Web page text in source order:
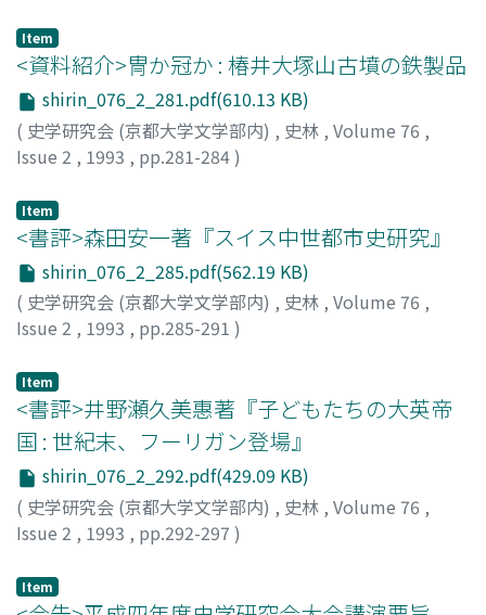
such aristocratic officials as the councillors 宰臣・樞密,
attendants of the fourth grade and upward 侍臣四品以
上, and officials of the third grade and upward 文武三品
以上. A state in which some fifty or so men guided the
decisions of the king in important manners can still of
course be called despotic, but considering the respect
classes, this form of monarchy might better be
regarded as an aristocratic than a despotic one. This
characteristic feature was not peculiar to the Koryo
state but was true of all dynasties established on the
Korean peninsula. In this paper the writer takes as
material a series of wars with the Jurchens in the
tweifth century, and with an eye towards the formal
bureaucratic strusture intends to formulate an
explanation of the structure of decision in the Koryo
state.
Item
<資料紹介>冑か冠か : 椿井大塚山古墳の鉄製品
shirin_076_2_281.pdf(610.13 KB)
( 史学研究会 (京都大学文学部内) , 史林 , Volume 76 ,
Issue 2 , 1993 , pp.281-284)
Item
<書評>森田安一著『スイス中世都市史研究』
shirin_076_2_285.pdf(562.19 KB)
( 史学研究会 (京都大学文学部内) , 史林 , Volume 76 ,
Issue 2 , 1993 , pp.285-291 )
Item
<書評>井野瀬久美惠著『子どもたちの大英帝
国 : 世紀末、フーリガン登場』
shirin_076_2_292.pdf(429.09 KB)
( 史学研究会 (京都大学文学部内) , 史林 , Volume 76 ,
Issue 2 , 1993 , pp.292-297 )
Item